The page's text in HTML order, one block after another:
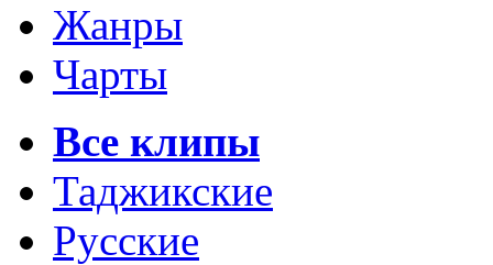
Жанры
Чарты
Все клипы
Таджикские
Русские